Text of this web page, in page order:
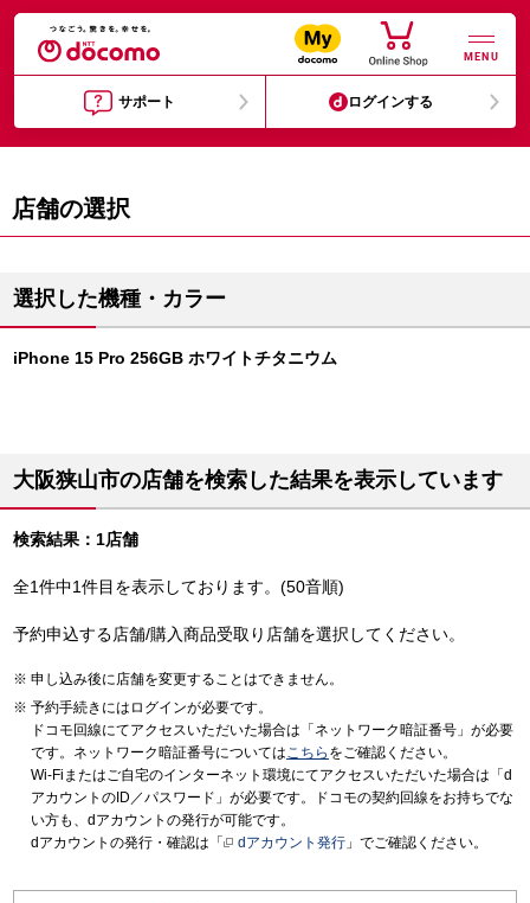
MENU
サポート ログインする
店舗の選択
選択した機種・カラー
iPhone 15 Pro 256GB ホワイトチタニウム
大阪狭山市の店舗を検索した結果を表示しています
検索結果：1店舗
全1件中1件目を表示しております。(50音順)
予約申込する店舗/購入商品受取り店舗を選択してください。
申し込み後に店舗を変更することはできません。
予約手続きにはログインが必要です。
ドコモ回線にてアクセスいただいた場合は「ネットワーク暗証番号」が必要
です。ネットワーク暗証番号についてはこちら をご確認ください。
Wi-Fiまたはご自宅のインターネット環境にてアクセスいただいた場合は「d
アカウントのID／パスワード」が必要です。ドコモの契約回線をお持ちでな
い方も、dアカウントの発行が可能です。
dアカウントの発行・確認は「
dアカウント発行 」でご確認ください。